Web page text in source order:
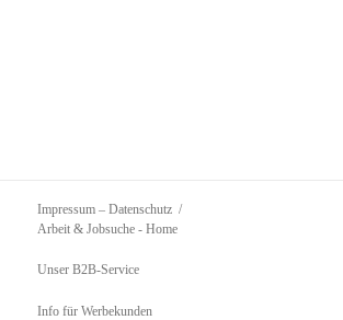
Impressum – Datenschutz
Arbeit & Jobsuche - Home
Unser B2B-Service
Info für Werbekunden